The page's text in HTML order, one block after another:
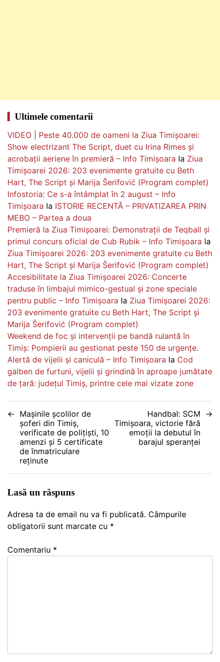
Ultimele comentarii
VIDEO | Peste 40.000 de oameni la Ziua Timișoarei:
Show electrizant The Script, duet cu Irina Rimes și
acrobații aeriene în premieră – Info Timișoara la Ziua
Timișoarei 2026: 203 evenimente gratuite cu Beth
Hart, The Script și Marija Šerifović (Program complet)
Infostoria: Ce s-a întâmplat în 2 august – Info
Timișoara la ISTORIE RECENTĂ – PRIVATIZAREA PRIN
MEBO – Partea a doua
Premieră la Ziua Timișoarei: Demonstrații de Teqball și
primul concurs oficial de Cub Rubik – Info Timișoara la
Ziua Timișoarei 2026: 203 evenimente gratuite cu Beth
Hart, The Script și Marija Šerifović (Program complet)
Accesibilitate la Ziua Timișoarei 2026: Concerte
traduse în limbajul mimico-gestual și zone speciale
pentru public – Info Timișoara la Ziua Timișoarei 2026:
203 evenimente gratuite cu Beth Hart, The Script și
Marija Šerifović (Program complet)
Weekend de foc și intervenții pe bandă rulantă în
Timiș: Pompierii au gestionat peste 150 de urgențe.
Alertă de vijelii și caniculă – Info Timișoara la Cod
galben de furtuni, vijelii și grindină în aproape jumătate
de țară: județul Timiș, printre cele mai vizate zone
Navigare
articole
Mașinile școlilor de
șoferi din Timiș,
verificate de polițiști, 10
amenzi și 5 certificate
de înmatriculare
reținute
Handbal: SCM
Timișoara, victorie fără
emoții la debutul în
barajul speranței
Lasă un răspuns
Adresa ta de email nu va fi publicată. Câmpurile
obligatorii sunt marcate cu *
Comentariu *